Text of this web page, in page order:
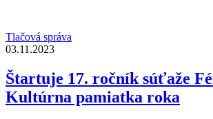
Tlačová správa
03.11.2023
Štartuje 17. ročník súťaže
Kultúrna pamiatka roka